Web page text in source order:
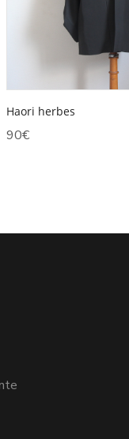
Haori herbes
90€